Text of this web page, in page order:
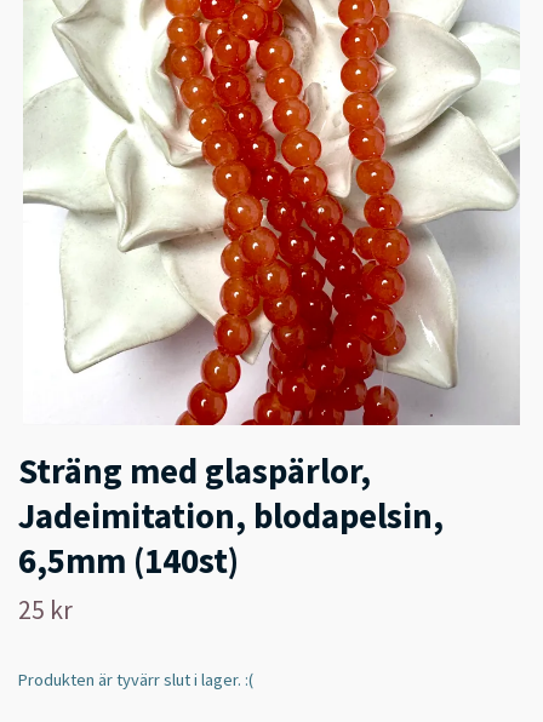
Sträng med glaspärlor,
Jadeimitation, blodapelsin,
6,5mm (140st)
25 kr
Produkten är tyvärr slut i lager. :(